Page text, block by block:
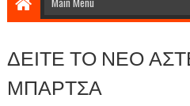
ΔΕΙΤΕ ΤΟ ΝΕΟ
ΜΠΑΡΤΣΑ